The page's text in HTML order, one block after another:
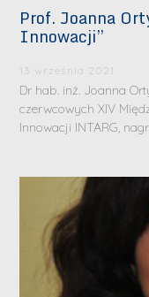
Prof. Joanna
Innowacji”
13 września 2021
Dr hab. inż. Joanna
czerwcowych XIV
Innowacji INTARG,